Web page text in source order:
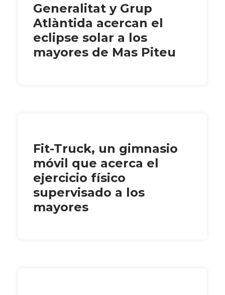
Generalitat y Grup
Atlàntida acercan el
eclipse solar a los
mayores de Mas Piteu
Fit-Truck, un gimnasio
móvil que acerca el
ejercicio físico
supervisado a los
mayores